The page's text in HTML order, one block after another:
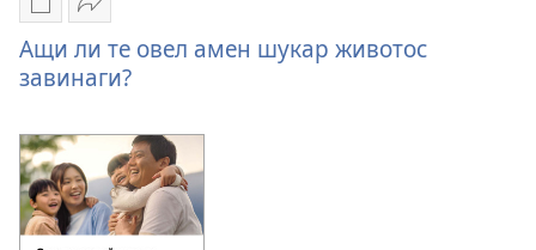
Опциес
за
те
пес
електронна
издания
Ащи
ли
Бичшал
Ащи
ли
овел
амен
шукар
животос
завинаги?
Ащи ли те овел амен шукар животос
завинаги?